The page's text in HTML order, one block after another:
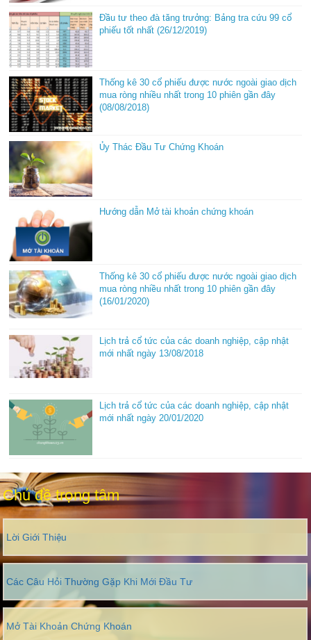
Đầu tư theo đà tăng trưởng: Bảng tra cứu 99 cổ
phiếu tốt nhất (26/12/2019)
Thống kê 30 cổ phiếu được nước ngoài giao dịch
mua ròng nhiều nhất trong 10 phiên gần đây
(08/08/2018)
Ủy Thác Đầu Tư Chứng Khoán
Hướng dẫn Mở tài khoản chứng khoán
Thống kê 30 cổ phiếu được nước ngoài giao dịch
mua ròng nhiều nhất trong 10 phiên gần đây
(16/01/2020)
Lịch trả cổ tức của các doanh nghiệp, cập nhật
mới nhất ngày 13/08/2018
Lịch trả cổ tức của các doanh nghiệp, cập nhật
mới nhất ngày 20/01/2020
Chủ đề trọng tâm
Lời Giới Thiệu
Các Câu Hỏi Thường Gặp Khi Mới Đầu Tư
Mở Tài Khoản Chứng Khoán